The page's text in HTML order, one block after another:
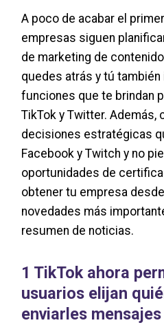
A poco de acabar el
empresas siguen
de marketing de
quedes atrás y tú
funciones que te brindan
TikTok y Twitter. Además,
decisiones estratégicas
Facebook y Twitch y no
oportunidades de
obtener tu empresa
novedades más
resumen de noticias.
1 TikTok ahora
usuarios elijan
enviarles mensajes